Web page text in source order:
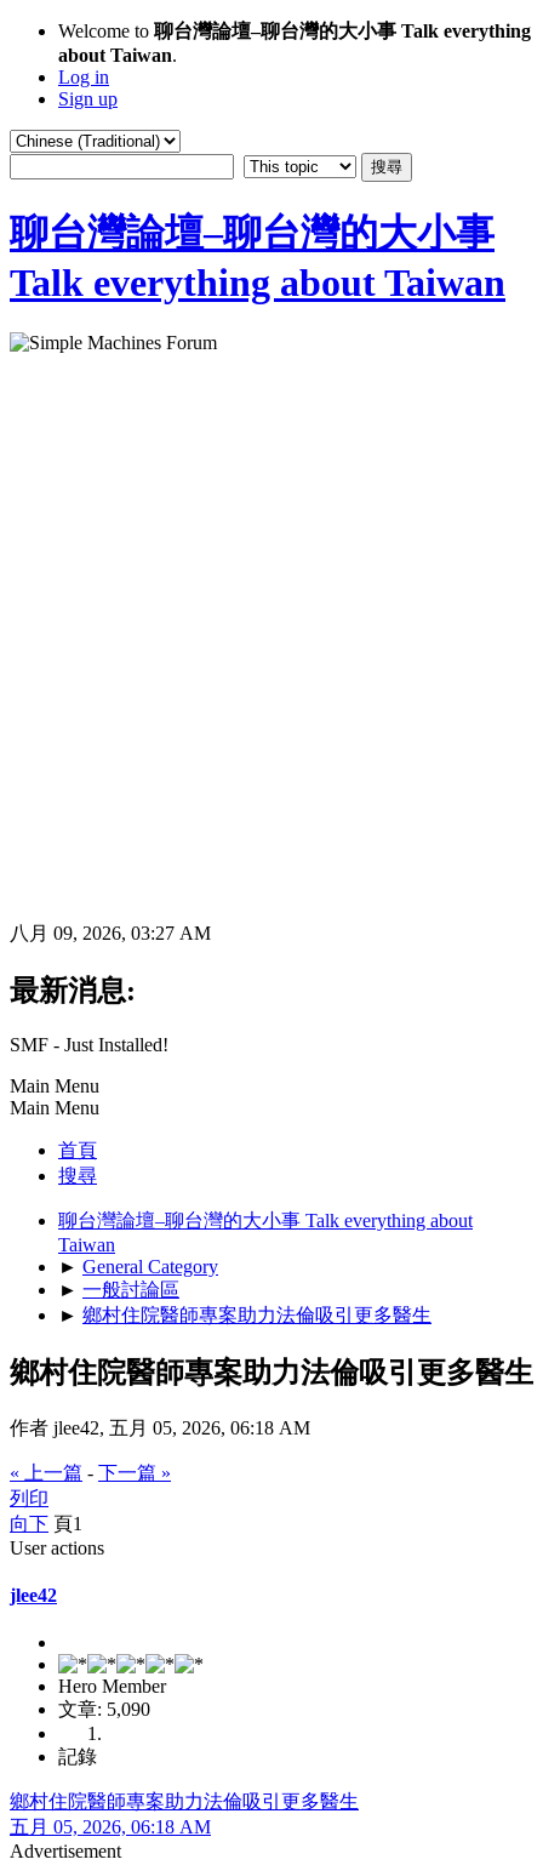
Welcome to 聊台灣論壇–聊台灣的大小事 Talk everything
about Taiwan.
Log in
Sign up
聊台灣論壇–聊台灣的大小事
Talk everything about Taiwan
八月 09, 2026, 03:27 AM
最新消息:
SMF - Just Installed!
Main Menu
Main Menu
首頁
搜尋
聊台灣論壇–聊台灣的大小事 Talk everything about
Taiwan
► General Category
► 一般討論區
► 鄉村住院醫師專案助力法倫吸引更多醫生
鄉村住院醫師專案助力法倫吸引更多醫生
作者 jlee42, 五月 05, 2026, 06:18 AM
« 上一篇 - 下一篇 »
列印
向下 頁1
User actions
jlee42
Hero Member
文章: 5,090
記錄
鄉村住院醫師專案助力法倫吸引更多醫生
五月 05, 2026, 06:18 AM
Advertisement